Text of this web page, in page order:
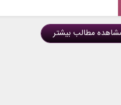
مطالب بیشتر